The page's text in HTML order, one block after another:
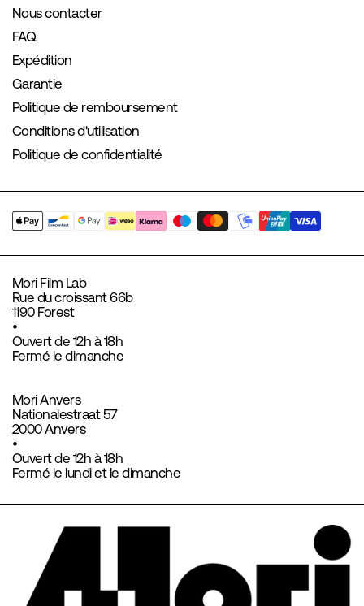
Nous contacter
FAQ
Expédition
Garantie
Politique de remboursement
Conditions d'utilisation
Politique de confidentialité
Mori Film Lab
Rue du croissant 66b
1190 Forest
•
Ouvert de 12h à 18h
Fermé le dimanche
Mori Anvers
Nationalestraat 57
2000 Anvers
•
Ouvert de 12h à 18h
Fermé le lundi et le dimanche